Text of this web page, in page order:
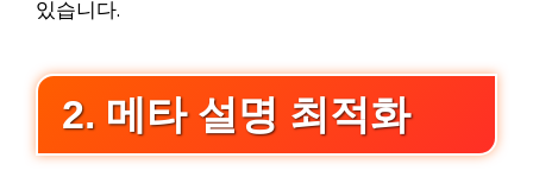
있습니다.
2. 메타 설명 최적화